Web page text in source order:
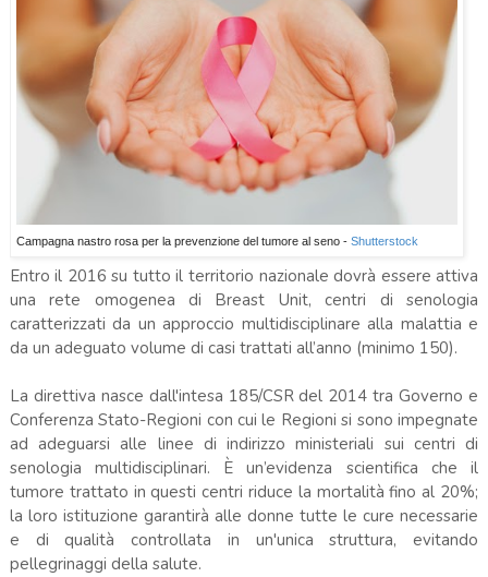
Campagna nastro rosa per la prevenzione del tumore al seno - Shutterstock
Entro il 2016 su tutto il territorio nazionale dovrà essere attiva
una rete omogenea di Breast Unit, centri di senologia
caratterizzati da un approccio multidisciplinare alla malattia e
da un adeguato volume di casi trattati all’anno (minimo 150).
La direttiva nasce dall'intesa 185/CSR del 2014 tra Governo e
Conferenza Stato-Regioni con cui le Regioni si sono impegnate
ad adeguarsi alle linee di indirizzo ministeriali sui centri di
senologia multidisciplinari. È un’evidenza scientifica che il
tumore trattato in questi centri riduce la mortalità fino al 20%;
la loro istituzione garantirà alle donne tutte le cure necessarie
e di qualità controllata in un'unica struttura, evitando
pellegrinaggi della salute.